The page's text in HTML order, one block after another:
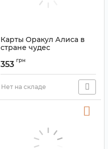
Карты Оракул Алиса в
стране чудес
wonderland Oracle
353 грн
Нет на складе